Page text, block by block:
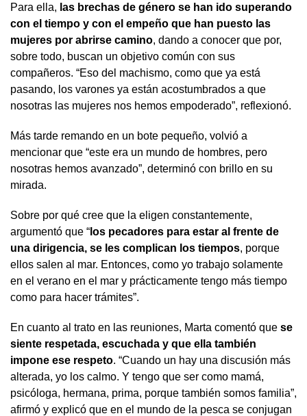
Para ella, las brechas de género se han ido superando
con el tiempo y con el empeño que han puesto las
mujeres por abrirse camino, dando a conocer que por,
sobre todo, buscan un objetivo común con sus
compañeros. “Eso del machismo, como que ya está
pasando, los varones ya están acostumbrados a que
nosotras las mujeres nos hemos empoderado”, reflexionó.
Más tarde remando en un bote pequeño, volvió a
mencionar que “este era un mundo de hombres, pero
nosotras hemos avanzado”, determinó con brillo en su
mirada.
Sobre por qué cree que la eligen constantemente,
argumentó que “ los pecadores para estar al frente de
una dirigencia, se les complican los tiempos, porque
ellos salen al mar. Entonces, como yo trabajo solamente
en el verano en el mar y prácticamente tengo más tiempo
como para hacer trámites”.
En cuanto al trato en las reuniones, Marta comentó que se
siente respetada, escuchada y que ella también
impone ese respeto. “Cuando un hay una discusión más
alterada, yo los calmo. Y tengo que ser como mamá,
psicóloga, hermana, prima, porque también somos familia”,
afirmó y explicó que en el mundo de la pesca se conjugan